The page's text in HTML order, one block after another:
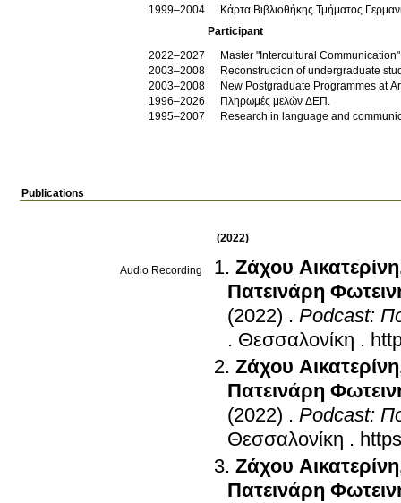
1999–2004
Κάρτα Βιβλιοθήκης Τμήματος
Participant
2022–2027
Master "Intercultural Communication"
2003–2008
Reconstruction of undergraduate
2003–2008
New Postgraduate Programmes at
1996–2026
Πληρωμές μελών ΔΕΠ.
1995–2007
Research in language and
Publications
(2022)
Audio Recording Ζάχου Αικατερίνη
Πατεινάρη
(2022) . Podcast:
. Θεσσαλονίκη .
Ζάχου Αικατερίνη
Πατεινάρη
(2022) . Podcast:
Θεσσαλονίκη .
Ζάχου Αικατερίνη
Πατεινάρη